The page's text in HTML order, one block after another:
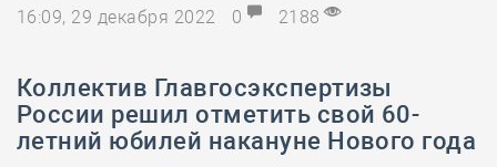
16:09, 29 декабря 2022
0 2188
Коллектив Главгосэкспертизы
России решил отметить свой 60-
летний юбилей накануне Нового года